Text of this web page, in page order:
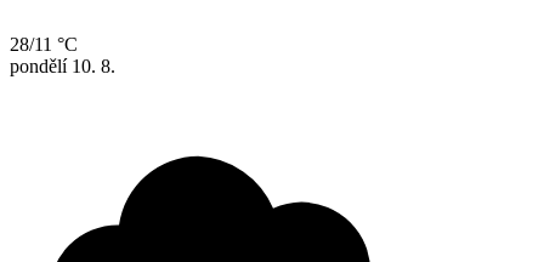
28/11 °C
pondělí 10. 8.